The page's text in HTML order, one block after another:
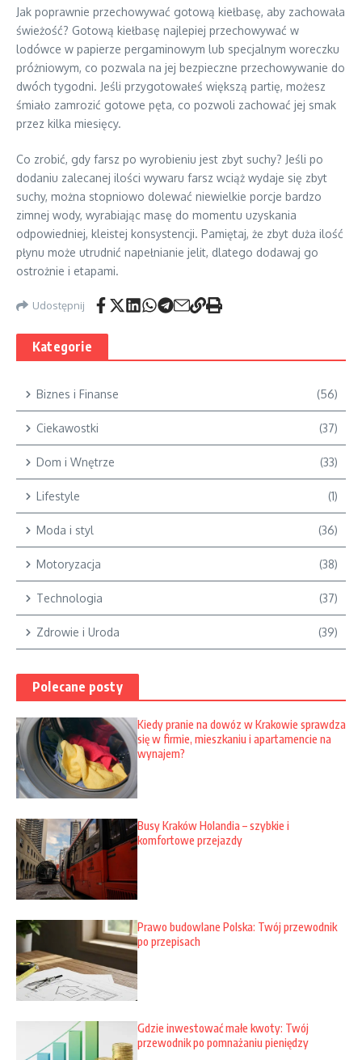
Jak poprawnie przechowywać gotową kiełbasę, aby zachowała
świeżość? Gotową kiełbasę najlepiej przechowywać w
lodówce w papierze pergaminowym lub specjalnym woreczku
próżniowym, co pozwala na jej bezpieczne przechowywanie do
dwóch tygodni. Jeśli przygotowałeś większą partię, możesz
śmiało zamrozić gotowe pęta, co pozwoli zachować jej smak
przez kilka miesięcy.
Co zrobić, gdy farsz po wyrobieniu jest zbyt suchy? Jeśli po
dodaniu zalecanej ilości wywaru farsz wciąż wydaje się zbyt
suchy, można stopniowo dolewać niewielkie porcje bardzo
zimnej wody, wyrabiając masę do momentu uzyskania
odpowiedniej, kleistej konsystencji. Pamiętaj, że zbyt duża ilość
płynu może utrudnić napełnianie jelit, dlatego dodawaj go
ostrożnie i etapami.
Udostępnij
Kategorie
Biznes i Finanse (56)
Ciekawostki (37)
Dom i Wnętrze (33)
Lifestyle (1)
Moda i styl (36)
Motoryzacja (38)
Technologia (37)
Zdrowie i Uroda (39)
Polecane posty
Kiedy pranie na dowóz w Krakowie sprawdza
się w firmie, mieszkaniu i apartamencie na
wynajem?
Busy Kraków Holandia – szybkie i
komfortowe przejazdy
Prawo budowlane Polska: Twój przewodnik
po przepisach
Gdzie inwestować małe kwoty: Twój
przewodnik po pomnażaniu pieniędzy